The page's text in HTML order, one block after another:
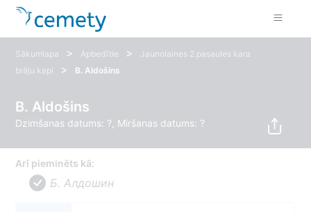
Sākumlapa > Apbedītie >
Jaunolaines 2.pasaules kara
brāļu kapi
> B. Aldošins
B. Aldošins
Dzimšanas datums: ?, Miršanas datums: ?
Arī pieminēts kā:
Б. Алдошин